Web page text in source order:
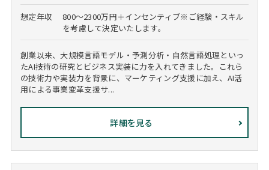
想定年収
800～2300万円＋インセンティブ※ご経験・スキル
を考慮して決定いたします。
創業以来、大規模言語モデル・予測分析・自然言語処理といっ
たAI技術の研究とビジネス実装に力を入れてきました。これら
の技術力や実装力を背景に、マーケティング支援に加え、AI活
用による事業変革支援サ...
詳細を見る